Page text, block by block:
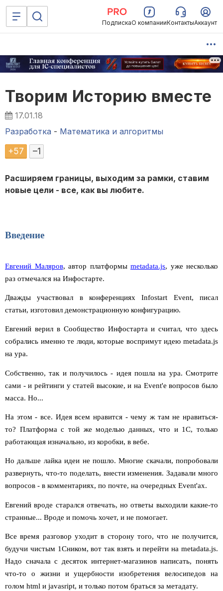
ПодпискаО компанииКонтактыАккаунт
Творим Историю вместе
17.01.18
Разработка - Математика и алгоритмы
+57 –1
Расширяем границы, выходим за рамки, ставим
новые цели - все, как вы любите.
Введение
Евгений Маляров, автор платформы metadata.js, уже несколько
раз отмечался на Инфостарте.
Дважды участвовал в конференциях Infostart Event, писал
статьи, изготовил демонстрационную конфигурацию.
Евгений верил в Сообщество Инфостарта и считал, что здесь
собрались именно те люди, которые воспримут идею metadata.js
на ура.
Собственно, так и получилось - идея пошла на ура. Смотрите
сами - и рейтинги у статей высокие, и на Event'е вопросов было
масса. Но...
На этом - все. Идея всем нравится - чему ж там не нравиться-
то? Платформа с той же моделью данных, что и 1С, только
работающая изначально, из коробки, в вебе.
Но дальше лайка идеи не пошло. Многие скачали, попробовали
развернуть, что-то поделать, внести изменения. Задавали много
вопросов - в комментариях, по почте, на очередных Event'ах.
Евгений вроде старался отвечать, но ответы выходили какие-то
странные... Вроде и помочь хочет, и не помогает.
Все время разговор уходит в сторону того, что не получится,
будучи чистым 1Сником, вот так взять и перейти на metadata.js.
Надо сначала с десяток интернет-магазинов написать, понять
что-то о жизни и ущербности изобретения велосипедов на
голом html и javasript, и только потом браться за метадату.